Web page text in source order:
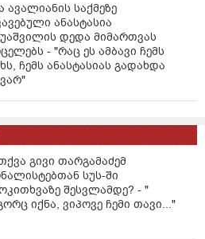
ავალიანის საქმეზე
ანასტასია
დედა მიმართვას
- "რაც ეს ამბავი ჩემს
ჩემს ანასტასიას გადახდა
გივი თარგამაძემ
სუს-ში
შესვლამდე? - "
იქნა, ვიპოვე ჩემი თავი..."